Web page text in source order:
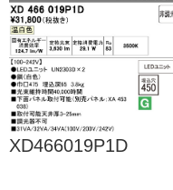
XD466019P1D